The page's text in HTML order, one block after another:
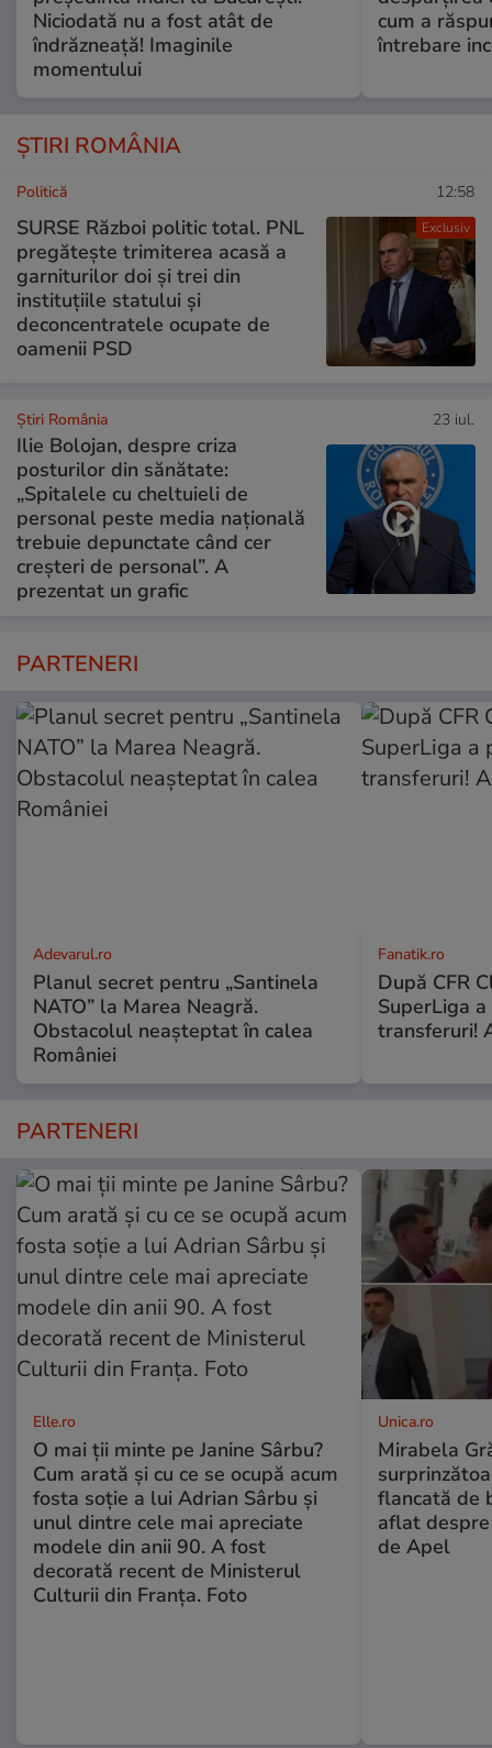
Niciodată nu a fost atât de
îndrăzneață! Imaginile
momentului
cum a
întrebare
ȘTIRI ROMÂNIA
Exclusiv
Politică 12:58
SURSE Război politic total. PNL
pregătește trimiterea acasă a
garniturilor doi și trei din
instituțiile statului și
deconcentratele ocupate de
oamenii PSD
Știri România 23 iul.
Ilie Bolojan, despre criza
posturilor din sănătate:
„Spitalele cu cheltuieli de
personal peste media națională
trebuie depunctate când cer
creșteri de personal”. A
prezentat un grafic
PARTENERI
Adevarul.ro
Planul secret pentru „Santinela
NATO” la Marea Neagră.
Obstacolul neașteptat în calea
României
Fanatik.ro
După CFR
SuperLiga
transferuri!
PARTENERI
Elle.ro
O mai ții minte pe Janine Sârbu?
Cum arată și cu ce se ocupă acum
fosta soție a lui Adrian Sârbu și
unul dintre cele mai apreciate
modele din anii 90. A fost
decorată recent de Ministerul
Culturii din Franța. Foto
Unica.ro
Mirabela
flancată de
aflat
de Apel